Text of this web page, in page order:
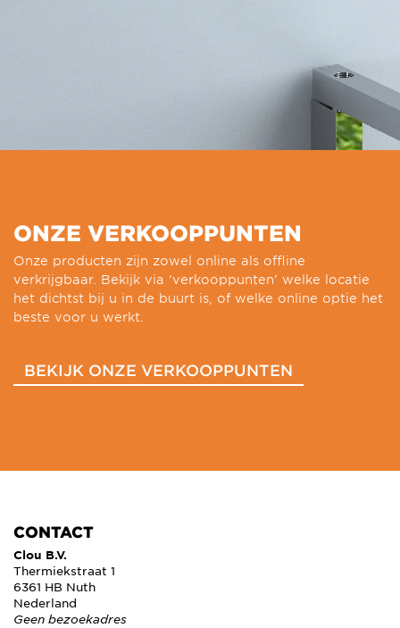
ONZE VERKOOPPUNTEN
Onze producten zijn zowel online als offline
verkrijgbaar. Bekijk via ‘verkooppunten’ welke locatie
het dichtst bij u in de buurt is, of welke online optie het
beste voor u werkt.
BEKIJK ONZE VERKOOPPUNTEN
CONTACT
Clou B.V.
Thermiekstraat 1
6361 HB Nuth
Nederland
Geen bezoekadres